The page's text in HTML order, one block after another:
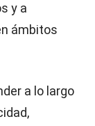
y a
ámbitos
a lo largo